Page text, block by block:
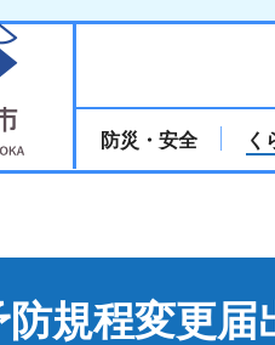
防災・安全 く
規程変更届